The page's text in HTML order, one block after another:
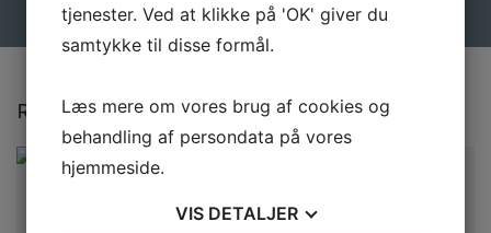
Relaterede varer
tjenester. Ved at klikke på 'OK' giver du
samtykke til disse formål.
Læs mere om vores brug af cookies og
behandling af persondata på vores
hjemmeside.
VIS DETALJER